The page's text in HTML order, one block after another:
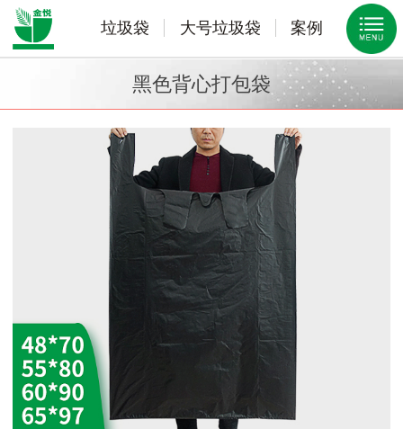
垃圾袋 大号垃圾袋 案例
黑色背心打包袋